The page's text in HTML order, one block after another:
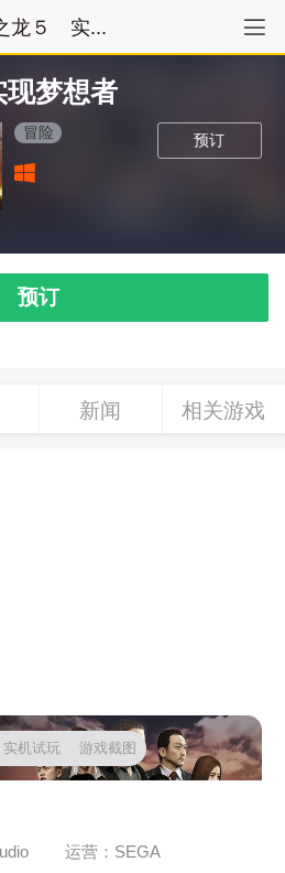
龙５ 实...
梦想者
预订
冒险
预订
新闻 相关游戏
实机试玩 游戏截图
运营：SEGA